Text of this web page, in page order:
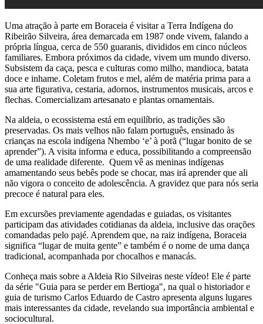
Uma atração à parte em Boraceia é visitar a Terra Indígena do
Ribeirão Silveira, área demarcada em 1987 onde vivem, falando a
própria língua, cerca de 550 guaranis, divididos em cinco núcleos
familiares. Embora próximos da cidade, vivem um mundo diverso.
Subsistem da caça, pesca e culturas como milho, mandioca, batata
doce e inhame. Coletam frutos e mel, além de matéria prima para a
sua arte figurativa, cestaria, adornos, instrumentos musicais, arcos e
flechas. Comercializam artesanato e plantas ornamentais.
Na aldeia, o ecossistema está em equilíbrio, as tradições são
preservadas. Os mais velhos não falam português, ensinado às
crianças na escola indígena Nhembo ‘e’ à porã (“lugar bonito de se
aprender”). A visita informa e educa, possibilitando a compreensão
de uma realidade diferente. Quem vê as meninas indígenas
amamentando seus bebês pode se chocar, mas irá aprender que ali
não vigora o conceito de adolescência. A gravidez que para nós seria
precoce é natural para eles.
Em excursões previamente agendadas e guiadas, os visitantes
participam das atividades cotidianas da aldeia, inclusive das orações
comandadas pelo pajé. Aprendem que, na raiz indígena, Boraceia
significa “lugar de muita gente” e também é o nome de uma dança
tradicional, acompanhada por chocalhos e manacás.
Conheça mais sobre a Aldeia Rio Silveiras neste vídeo! Ele é parte
da série "Guia para se perder em Bertioga", na qual o historiador e
guia de turismo Carlos Eduardo de Castro apresenta alguns lugares
mais interessantes da cidade, revelando sua importância ambiental e
sociocultural.